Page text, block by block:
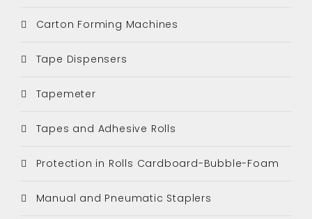
Carton Forming Machines
Tape Dispensers
Tapemeter
Tapes and Adhesive Rolls
Protection in Rolls Cardboard-Bubble-Foam
Manual and Pneumatic Staplers